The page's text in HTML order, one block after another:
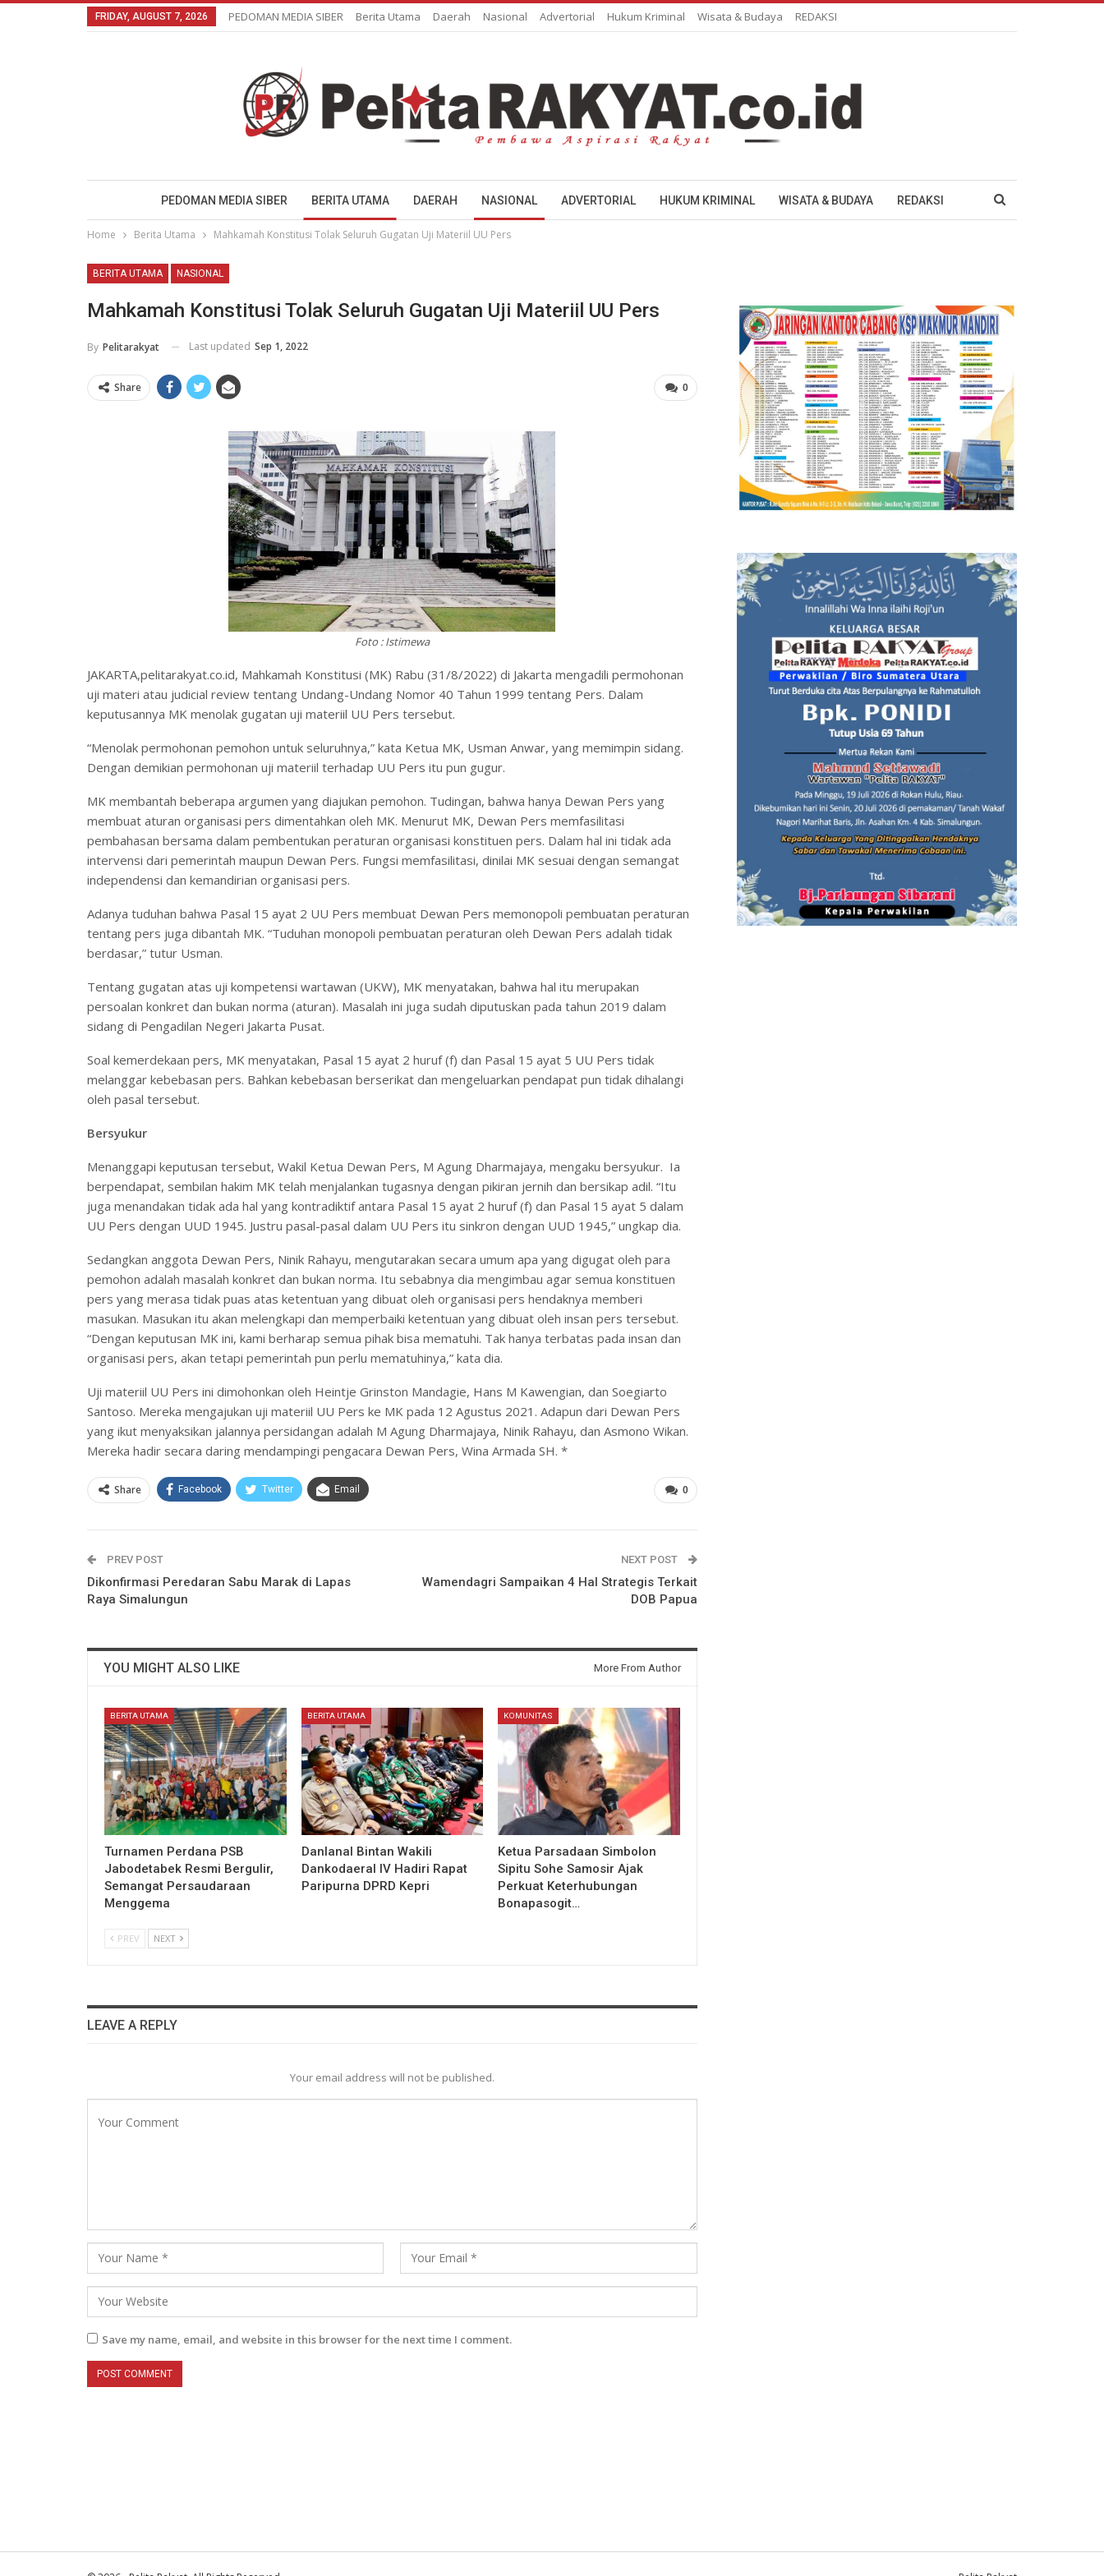
FRIDAY, AUGUST 7, 2026 PEDOMAN MEDIA SIBER Berita Utama Daerah Nasional Advertorial Hukum Kriminal Wisata & Budaya REDAKSI
PEDOMAN MEDIA SIBER BERITA UTAMA DAERAH NASIONAL ADVERTORIAL HUKUM KRIMINAL WISATA & BUDAYA REDAKSI
Home Berita Utama Mahkamah Konstitusi Tolak Seluruh Gugatan Uji Materiil UU Pers
BERITA UTAMA NASIONAL
Mahkamah Konstitusi Tolak Seluruh Gugatan Uji Materiil UU Pers
By Pelitarakyat Last updated Sep 1, 2022
0
Share
Foto : Istimewa
JAKARTA,pelitarakyat.co.id, Mahkamah Konstitusi (MK) Rabu (31/8/2022) di Jakarta mengadili permohonan
uji materi atau judicial review tentang Undang-Undang Nomor 40 Tahun 1999 tentang Pers. Dalam
keputusannya MK menolak gugatan uji materiil UU Pers tersebut.
“Menolak permohonan pemohon untuk seluruhnya,” kata Ketua MK, Usman Anwar, yang memimpin sidang.
Dengan demikian permohonan uji materiil terhadap UU Pers itu pun gugur.
MK membantah beberapa argumen yang diajukan pemohon. Tudingan, bahwa hanya Dewan Pers yang
membuat aturan organisasi pers dimentahkan oleh MK. Menurut MK, Dewan Pers memfasilitasi
pembahasan bersama dalam pembentukan peraturan organisasi konstituen pers. Dalam hal ini tidak ada
intervensi dari pemerintah maupun Dewan Pers. Fungsi memfasilitasi, dinilai MK sesuai dengan semangat
independensi dan kemandirian organisasi pers.
Adanya tuduhan bahwa Pasal 15 ayat 2 UU Pers membuat Dewan Pers memonopoli pembuatan peraturan
tentang pers juga dibantah MK. “Tuduhan monopoli pembuatan peraturan oleh Dewan Pers adalah tidak
berdasar,” tutur Usman.
Tentang gugatan atas uji kompetensi wartawan (UKW), MK menyatakan, bahwa hal itu merupakan
persoalan konkret dan bukan norma (aturan). Masalah ini juga sudah diputuskan pada tahun 2019 dalam
sidang di Pengadilan Negeri Jakarta Pusat.
Soal kemerdekaan pers, MK menyatakan, Pasal 15 ayat 2 huruf (f) dan Pasal 15 ayat 5 UU Pers tidak
melanggar kebebasan pers. Bahkan kebebasan berserikat dan mengeluarkan pendapat pun tidak dihalangi
oleh pasal tersebut.
Bersyukur
Menanggapi keputusan tersebut, Wakil Ketua Dewan Pers, M Agung Dharmajaya, mengaku bersyukur. Ia
berpendapat, sembilan hakim MK telah menjalankan tugasnya dengan pikiran jernih dan bersikap adil. “Itu
juga menandakan tidak ada hal yang kontradiktif antara Pasal 15 ayat 2 huruf (f) dan Pasal 15 ayat 5 dalam
UU Pers dengan UUD 1945. Justru pasal-pasal dalam UU Pers itu sinkron dengan UUD 1945,” ungkap dia.
Sedangkan anggota Dewan Pers, Ninik Rahayu, mengutarakan secara umum apa yang digugat oleh para
pemohon adalah masalah konkret dan bukan norma. Itu sebabnya dia mengimbau agar semua konstituen
pers yang merasa tidak puas atas ketentuan yang dibuat oleh organisasi pers hendaknya memberi
masukan. Masukan itu akan melengkapi dan memperbaiki ketentuan yang dibuat oleh insan pers tersebut.
“Dengan keputusan MK ini, kami berharap semua pihak bisa mematuhi. Tak hanya terbatas pada insan dan
organisasi pers, akan tetapi pemerintah pun perlu mematuhinya,” kata dia.
Uji materiil UU Pers ini dimohonkan oleh Heintje Grinston Mandagie, Hans M Kawengian, dan Soegiarto
Santoso. Mereka mengajukan uji materiil UU Pers ke MK pada 12 Agustus 2021. Adapun dari Dewan Pers
yang ikut menyaksikan jalannya persidangan adalah M Agung Dharmajaya, Ninik Rahayu, dan Asmono Wikan.
Mereka hadir secara daring mendampingi pengacara Dewan Pers, Wina Armada SH. *
0
Share Facebook Twitter Email
PREV POST
Dikonfirmasi Peredaran Sabu Marak di Lapas
Raya Simalungun
NEXT POST
Wamendagri Sampaikan 4 Hal Strategis Terkait
DOB Papua
YOU MIGHT ALSO LIKE More From Author
BERITA UTAMA
Turnamen Perdana PSB
Jabodetabek Resmi Bergulir,
Semangat Persaudaraan
Menggema
BERITA UTAMA
Danlanal Bintan Wakili
Dankodaeral IV Hadiri Rapat
Paripurna DPRD Kepri
KOMUNITAS
Ketua Parsadaan Simbolon
Sipitu Sohe Samosir Ajak
Perkuat Keterhubungan
Bonapasogit…
PREV NEXT
LEAVE A REPLY
Your email address will not be published.
Save my name, email, and website in this browser for the next time I comment.